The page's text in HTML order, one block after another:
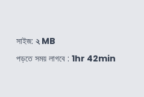
সাইজ: ২ MB
পড়তে সময় লাগবে : 1hr 42min